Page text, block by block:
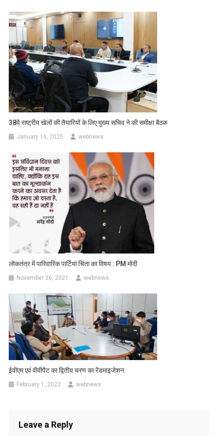
38वें राष्ट्रीय खेलों की तैयारियों के लिए मुख्य सचिव ने की समीक्षा बैठक
January 16, 2025 webnews
लोकतंत्र में पारिवारिक पार्टियां चिंता का विषय : PM मोदी
November 26, 2021 webnews
ईवीएम एवं वीवीपैट का द्वितीय चरण का रेंडमाइजेशन
February 1, 2022 webnews
Leave a Reply